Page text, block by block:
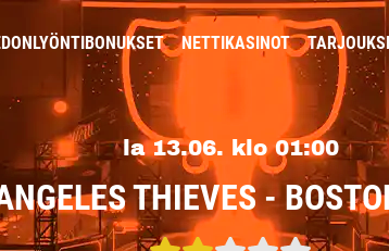
NETTIKASINOT
la 13.06. klo 01:00
THIEVES -